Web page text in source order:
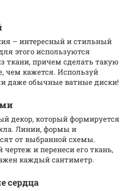
– интересный и стильный
этого используются
ткани, причем сделать такую
чем кажется. Используй
даже обычные ватные диски!
декор, который формируется
Линии, формы и
от выбранной схемы.
чертеж и перенеси его ткань,
каждый сантиметр.
сердца